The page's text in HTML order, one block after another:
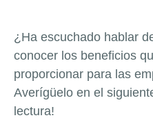
¿Ha escuchado hablar
conocer los beneficios
proporcionar para las
Averígüelo en el
lectura!